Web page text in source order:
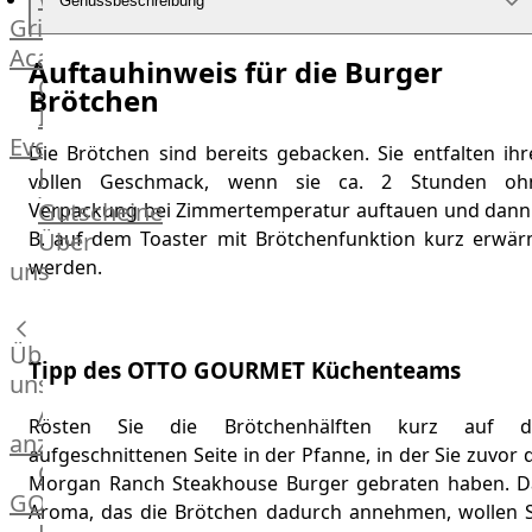
Grill
Academy
OTTO@Home
Individuelle
Events
Partner
Kalender
Gästehaus
Villa
Gutscheine
Über
uns
Über
uns
Alle
anzeigen
OTTO
GOURMET
Auftauhinweis für die Burger
Brötchen
Die Brötchen sind bereits gebacken. Sie entfalten
vollen Geschmack, wenn sie ca. 2 Stunden
Verpackung bei Zimmertemperatur auftauen und
B. auf dem Toaster mit Brötchenfunktion kurz
werden.
Tipp des OTTO GOURMET Küchenteams
Rösten Sie die Brötchenhälften kurz auf
aufgeschnittenen Seite in der Pfanne, in der Sie zuvor
Morgan Ranch Steakhouse Burger gebraten haben.
Aroma, das die Brötchen dadurch annehmen, wollen